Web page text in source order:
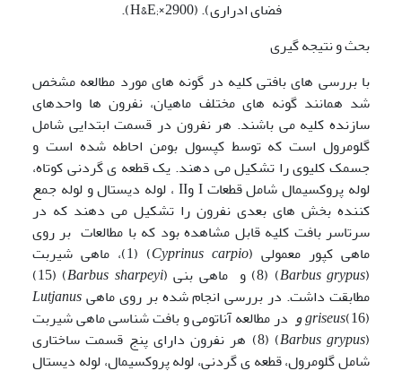
فضای ادراری). (H&E;×2900).
بحث و نتیجه گیری
با بررسی های بافتی کلیه در گونه های مورد مطالعه مشخص
شد همانند گونه های مختلف ماهیان، نفرون ها واحدهای
سازنده کلیه می باشند. هر نفرون در قسمت ابتدایی شامل
گلومرول است که توسط کپسول بومن احاطه شده است و
جسمک کلیوی را تشکیل می دهند. یک قطعه ی گردنی کوتاه،
لوله پروکسیمال شامل قطعات I وII ، لوله دیستال و لوله جمع
کننده بخش های بعدی نفرون را تشکیل می دهند که در
سرتاسر بافت کلیه قابل مشاهده بود که با مطالعات بر روی
ماهی کپور معمولی (Cyprinus carpio
) (1)، ماهی شیربت
(
Barbus grypus) (8) و ماهی بنی ( Barbus sharpeyi
) (15)
مطابقت داشت. در بررسی انجام شده بر روی ماهیLutjanus
griseus(16) و در مطالعه آناتومی و بافت شناسی ماهی شیربت
(
Barbus grypus
) (8) هر نفرون دارای پنج قسمت ساختاری
شامل گلومرول، قطعه ی گردنی، لوله پروکسیمال، لوله دیستال